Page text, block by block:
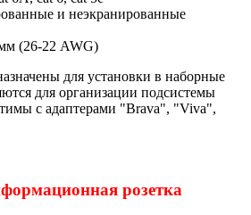
и неэкранированные
(26-22 AWG)
для установки в наборные
для организации подсистемы
с адаптерами "Brava", "Viva",
розетка